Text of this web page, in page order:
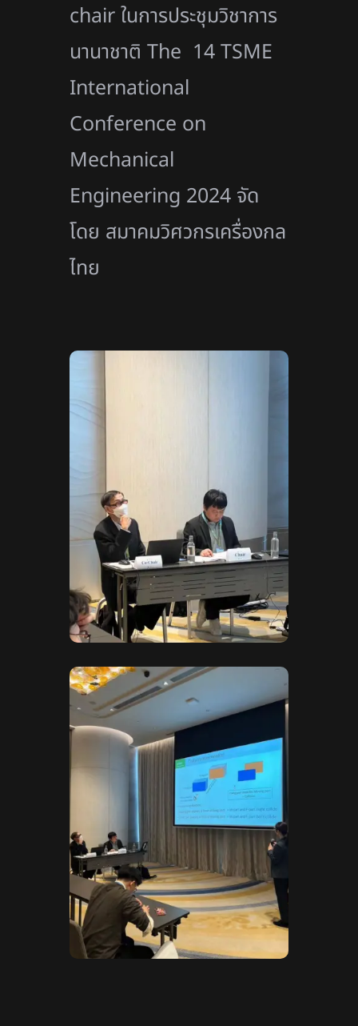
chair ในการประชุมวิชาการ
นานาชาติ The 14 TSME
International
Conference on
Mechanical
Engineering 2024 จัด
โดย สมาคมวิศวกรเครื่องกล
ไทย